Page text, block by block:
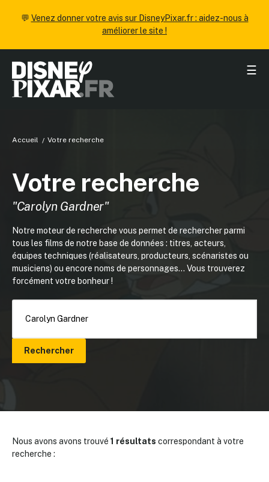
💬 Venez donner votre avis sur DisneyPixar.fr : aidez-nous à
améliorer le site !
☰
Accueil Votre recherche
Votre recherche
"Carolyn Gardner"
Notre moteur de recherche vous permet de rechercher parmi
tous les films de notre base de données : titres, acteurs,
équipes techniques (réalisateurs, producteurs, scénaristes ou
musiciens) ou encore noms de personnages... Vous trouverez
forcément votre bonheur !
Rechercher
Nous avons avons trouvé 1 résultats correspondant à votre
recherche :